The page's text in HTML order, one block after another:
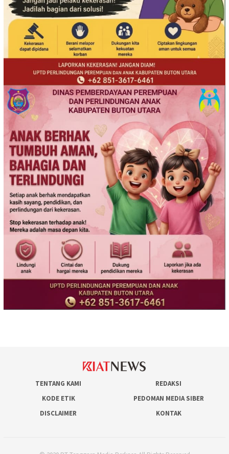
TENTANG KAMI
REDAKSI
KODE ETIK
PEDOMAN MEDIA SIBER
DISCLAIMER
KONTAK